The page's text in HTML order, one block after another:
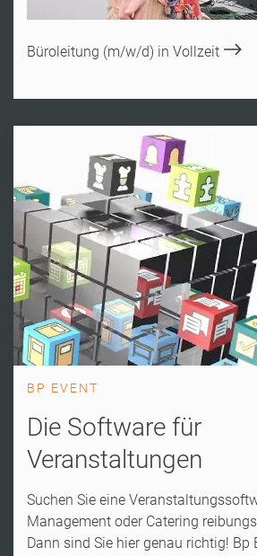
Büroleitung (m/w/d) in Vollzeit
BP EVENT
Die Software für
Veranstaltungen
Suchen Sie eine
Management oder Catering
Dann sind Sie hier genau richtig! Bp